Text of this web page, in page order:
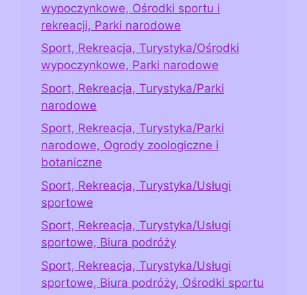
wypoczynkowe, Ośrodki sportu i
rekreacji, Parki narodowe
Sport, Rekreacja, Turystyka/Ośrodki
wypoczynkowe, Parki narodowe
Sport, Rekreacja, Turystyka/Parki
narodowe
Sport, Rekreacja, Turystyka/Parki
narodowe, Ogrody zoologiczne i
botaniczne
Sport, Rekreacja, Turystyka/Usługi
sportowe
Sport, Rekreacja, Turystyka/Usługi
sportowe, Biura podróży
Sport, Rekreacja, Turystyka/Usługi
sportowe, Biura podróży, Ośrodki sportu